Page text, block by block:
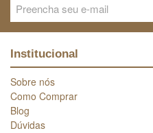
Institucional
Sobre nós
Como Comprar
Blog
Dúvidas